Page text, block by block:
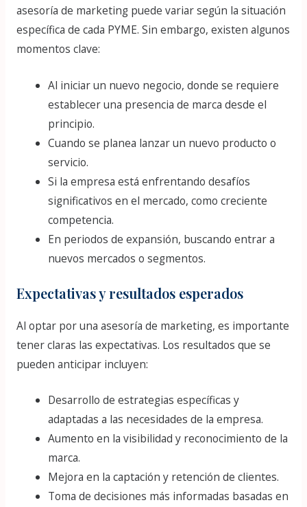
asesoría de marketing puede variar según la situación
específica de cada PYME. Sin embargo, existen algunos
momentos clave:
Al iniciar un nuevo negocio, donde se requiere
establecer una presencia de marca desde el
principio.
Cuando se planea lanzar un nuevo producto o
servicio.
Si la empresa está enfrentando desafíos
significativos en el mercado, como creciente
competencia.
En periodos de expansión, buscando entrar a
nuevos mercados o segmentos.
Expectativas y resultados esperados
Al optar por una asesoría de marketing, es importante
tener claras las expectativas. Los resultados que se
pueden anticipar incluyen:
Desarrollo de estrategias específicas y
adaptadas a las necesidades de la empresa.
Aumento en la visibilidad y reconocimiento de la
marca.
Mejora en la captación y retención de clientes.
Toma de decisiones más informadas basadas en